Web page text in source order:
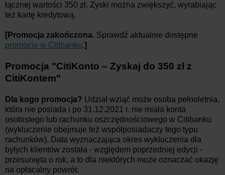
łącznej wartości 350 zł. Zyski można zwiększyć, wyrabiając
też kartę kredytową.
[Promocja zakończona. Sprawdź aktualnie dostępne
promocje w Citibanku.]
Promocja "CitiKonto – Zyskaj do 350 zł z
CitiKontem"
Dla kogo promocja? Udział wziąć może osoba pełnoletnia,
która nie posiada i po 31.12.2021 r. nie miała konta
osobistego lub rachunku oszczędnościowego w Citibanku
(wykluczenie obejmuje też współposiadaczy tego typu
rachunków). Data wyznaczająca okres wykluczenia dla
byłych klientów została - względem poprzedniej edycji -
przesunięta o rok, a to dla niektórych może oznaczać okazję
na opłacalny powrót.